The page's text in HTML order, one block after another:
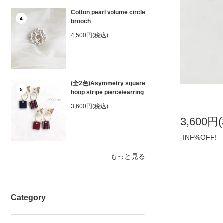
4
Cotton pearl volume circle
brooch
4,500円(税込)
5
(全2色)Asymmetry square
hoop stripe pierce/earring
3,600円(税込)
もっと見る
Category
3,600円
-INF%OFF!